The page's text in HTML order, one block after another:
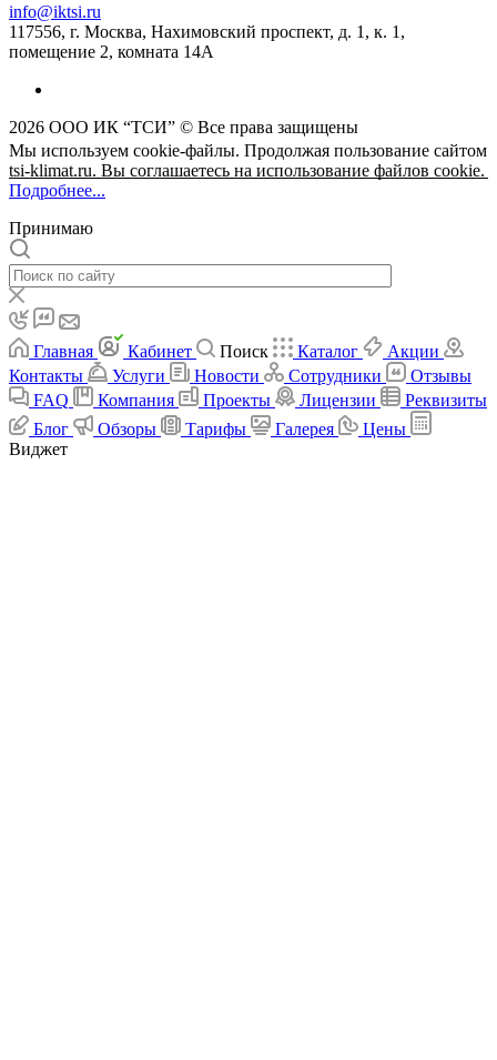
info@iktsi.ru
117556, г. Москва, Нахимовский проспект, д. 1, к. 1,
помещение 2, комната 14А
2026 ООО ИК “ТСИ” © Все права защищены
Мы используем cookie-файлы. Продолжая пользование сайтом
tsi-klimat.ru. Вы соглашаетесь на использование файлов cookie.
Подробнее...
Принимаю
Главная Кабинет Поиск Каталог
Акции
Контакты
Услуги Новости Сотрудники
Отзывы
FAQ
Компания Проекты Лицензии
Реквизиты
Блог
Обзоры Тарифы Галерея
Цены
Виджет